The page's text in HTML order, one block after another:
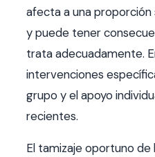
afecta a una
y puede tener
trata adecuadamente.
intervenciones
grupo y el apoyo
recientes.
El tamizaje oportuno